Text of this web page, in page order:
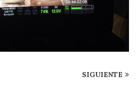
SIGUIENTE